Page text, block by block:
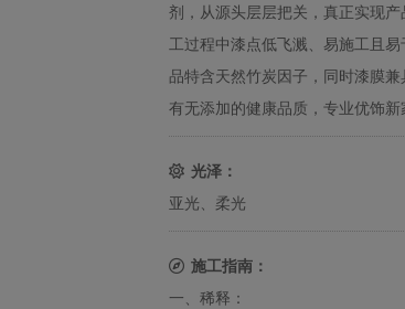
剂，从源头层层把关，真正实现
工过程中漆点低飞溅、易施工且
品特含天然竹炭因子，同时漆膜
有无添加的健康品质，专业优饰新
光泽：
亚光、柔光
施工指南：
一、稀释：